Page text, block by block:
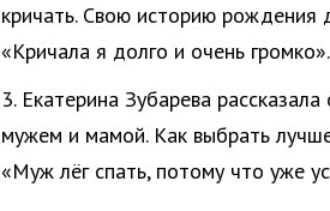
кричать. Свою историю рождения
«Кричала я долго и очень громко».
3. Екатерина Зубарева
мужем и мамой. Как выбрать
«Муж лёг спать, потому что уже